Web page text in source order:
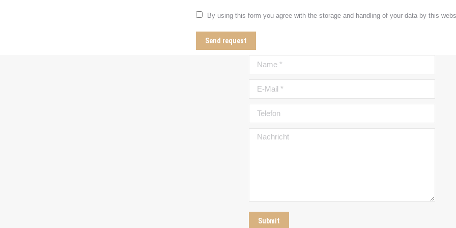
By using this form you agree with the storage and handling of your data by this
Send request
Name *
E-Mail *
Telefon
Nachricht
Submit